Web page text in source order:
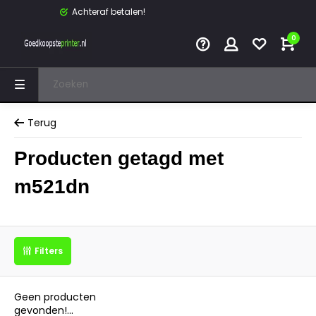
Achteraf betalen!
0
Terug
Producten getagd met
m521dn
Filters
Geen producten
gevonden!...